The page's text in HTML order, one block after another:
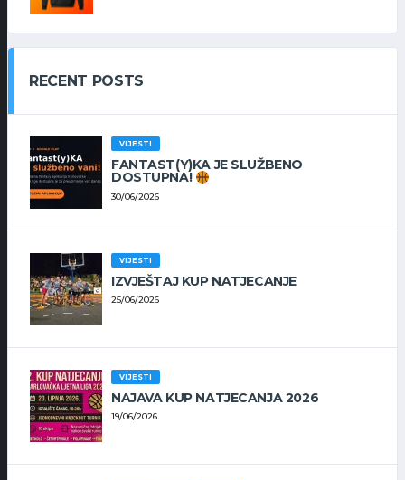
RECENT POSTS
VIJESTI
FANTAST(Y)KA JE SLUŽBENO
DOSTUPNA!
30/06/2026
VIJESTI
IZVJEŠTAJ KUP NATJECANJE
25/06/2026
VIJESTI
NAJAVA KUP NATJECANJA 2026
19/06/2026